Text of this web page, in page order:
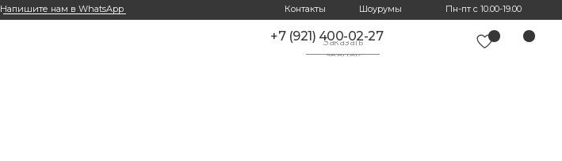
+7 (921) 400-02-27
Заказать
звонок
Напишите нам в WhatsApp Пн-пт с 10.00-19.00
Контакты Шоурумы